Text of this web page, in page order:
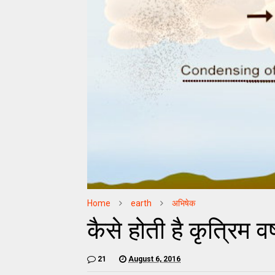
Home earth अभिषेक
कैसे होती है कृत्रिम
21 August 6, 2016